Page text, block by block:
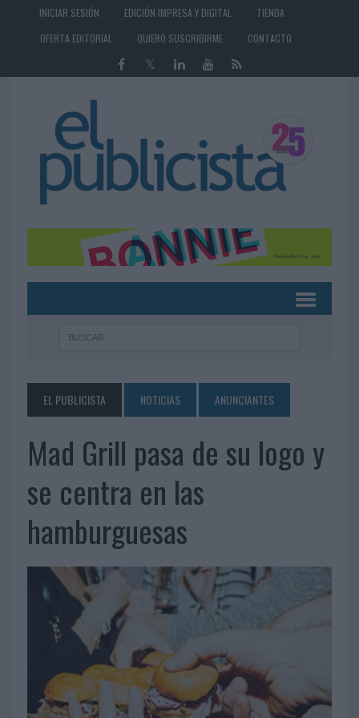
INICIAR SESIÓN EDICIÓN IMPRESA Y DIGITAL
TIENDA
OFERTA EDITORIAL
QUIERO SUSCRIBIRME CONTACTO
EL PUBLICISTA NOTICIAS ANUNCIANTES
Mad Grill pasa de su logo y
se centra en las
hamburguesas